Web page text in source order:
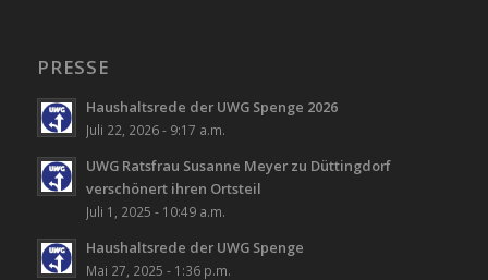
PRESSE
Haushaltsrede der UWG Spenge 2026
Juli 22, 2026 - 9:17 a.m.
UWG Ratsfrau Susanne Meyer zu Düttingdorf
verschönert ihren Ortsteil
Juli 1, 2025 - 10:49 a.m.
Haushaltsrede der UWG Spenge
Mai 27, 2025 - 1:36 p.m.